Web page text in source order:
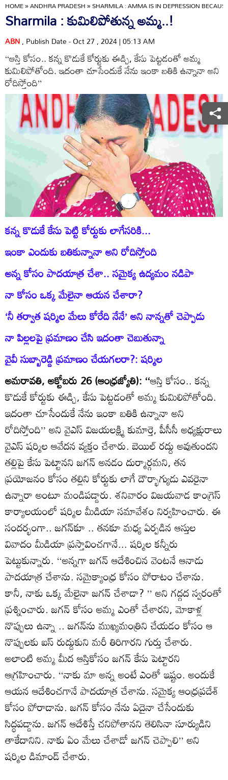
HOME»ANDHRA PRADESH»SHARMILA : AMMA IS IN DEPRESSION
Sharmila : కుమిలిపోతున్న అమ్మ..!
ABN, Publish Date - Oct 27 , 2024 | 05:13 AM
‘‘ఆస్తి కోసం.. కన్న కొడుకే కోర్టుకు ఈడ్చి, కేసు పెట్టడంతో అమ్మ
కుమిలిపోతోంది. ఇదంతా చూసేందుకే నేను ఇంకా బతికి ఉన్నానా అని
రోదిస్తోంది’’
కన్న కొడుకే కేసు పెట్టి కోర్టుకు లాగేసరికి...
ఇంకా ఎందుకు బతికున్నానా అని రోదిస్తోంది
అన్న కోసం పాదయాత్ర చేశా.. సమైక్య ఉద్యమం నడిపా
నా కోసం ఒక్క మేలైనా ఆయన చేశారా?
‘నీ తర్వాత షర్మిల మేలు కోరేది నేనే’ అని నాన్నతో చెప్పాడు
నా పిల్లలపై ప్రమాణం చేసి ఇదంతా చెబుతున్నా
వైవీ సుబ్బారెడ్డి ప్రమాణం చేయగలరా?: షర్మిల
అమరావతి, అక్టోబరు 26 (ఆంధ్రజ్యోతి): ‘‘ఆస్తి కోసం.. కన్న
కొడుకే కోర్టుకు ఈడ్చి, కేసు పెట్టడంతో అమ్మ కుమిలిపోతోంది.
ఇదంతా చూసేందుకే నేను ఇంకా బతికి ఉన్నానా అని
రోదిస్తోంది’’ అని వైఎస్‌ విజయలక్ష్మి కుమార్తె, పీసీసీ అధ్యక్షురాలు
వైఎస్‌ షర్మిల ఆవేదన వ్యక్తం చేశారు. బెయిల్‌ రద్దు అవుతుందని
తల్లిపై కేసు పెట్టానని జగన్‌ అనడం దుర్మార్గమని, తన
ప్రయోజనం కోసం తల్లిని కోర్టుకు లాగే దౌర్భాగ్యుడు ఎవరైనా
ఉన్నారా అంటూ మండిపడ్డారు. శనివారం విజయవాడ కాంగ్రెస్‌
కార్యాలయంలో షర్మిల మీడియా సమావేశం నిర్వహించారు. ఈ
సందర్భంగా.. జగన్‌కూ .. తనకూ మధ్య ఏర్పడిన ఆస్తుల
వివాదం మీడియా ప్రస్తావించగానే... షర్మిల కన్నీరు
పెట్టుకున్నారు. ‘‘అన్నగా జగన్‌ ఆదేశించిన వెంటనే ఆనాడు
పాదయాత్ర చేశాను. సమైక్యాంధ్ర కోసం పోరాటం చేశాను.
కానీ, నాకు ఒక్క మేలైనా జగన్‌ చేశాడా? ’’ అని గద్గద స్వరంతో
ప్రశ్నించారు. జగన్‌ కోసం అమ్మ ఎంతో చేశారని, మోకాళ్ల
నొప్పులు ఉన్నా .. జగన్‌ను ముఖ్యమంత్రిని చేయడం కోసం ఆ
నొప్పులకు ఐస్‌ రుద్దుకుని మరీ తిరిగారని గుర్తు చేశారు.
అలాంటి అమ్మ మీద ఆస్తికోసం జగన్‌ కేసు పెట్టారని
ఆగ్రహించారు. ‘‘నాకు మా అన్న అంటే ఎంతో ఇష్టం. అందుకే
ఆయన ఆదేశించగానే పాదయాత్ర చేశాను. సమైక్య ఆంధ్రప్రదేశ్‌
కోసం పోరాడాను. జగన్‌ కోసం నేను ఏదైనా చేసేందుకు
సిద్ధపడ్డాను. జగన్‌ ఆదేశిస్తే చనిపోతానని తెలిసినా సూర్యుడిని
తాకేదానిని. నాకు ఏం మేలు చేశాడో జగన్‌ చెప్పాలి’’ అని
షర్మిల డిమాండ్‌ చేశారు.